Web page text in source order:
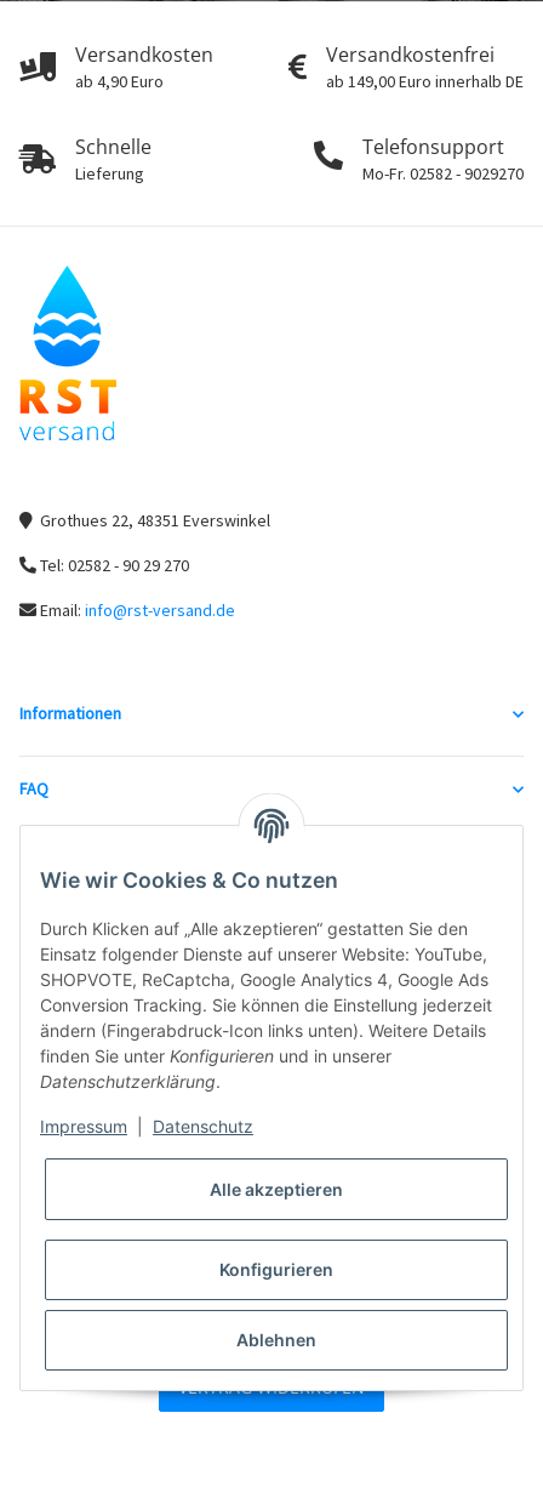
Wie wir Cookies & Co nutzen
Durch Klicken auf „Alle akzeptieren“ gestatten Sie den
Einsatz folgender Dienste auf unserer Website: YouTube,
SHOPVOTE, ReCaptcha, Google Analytics 4, Google Ads
Conversion Tracking. Sie können die Einstellung jederzeit
ändern (Fingerabdruck-Icon links unten). Weitere Details
finden Sie unter Konfigurieren und in unserer
Datenschutzerklärung.
Impressum Datenschutz
Alle akzeptieren
Konfigurieren
Ablehnen
Versandkosten
ab 4,90 Euro
Versandkostenfrei
ab 149,00 Euro innerhalb DE
Schnelle
Lieferung
Telefonsupport
Mo-Fr. 02582 - 9029270
Grothues 22, 48351 Everswinkel
Tel: 02582 - 90 29 270
Email: info@rst-versand.de
Informationen
FAQ
unsere Partner
* Alle Preise inkl. gesetzlicher USt., zzgl.
VERTRAG WIDERRUFEN